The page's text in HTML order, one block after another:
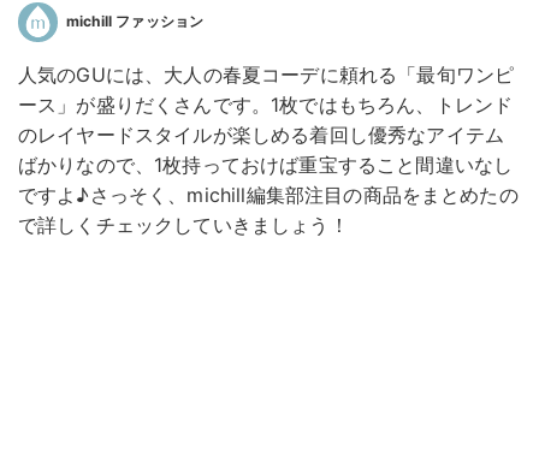
michill ファッション
人気のGUには、大人の春夏コーデに頼れる「最旬ワンピ
ース」が盛りだくさんです。1枚ではもちろん、トレンド
のレイヤードスタイルが楽しめる着回し優秀なアイテム
ばかりなので、1枚持っておけば重宝すること間違いなし
ですよ♪さっそく、michill編集部注目の商品をまとめたの
で詳しくチェックしていきましょう！